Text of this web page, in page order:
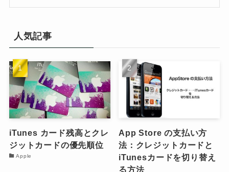
人気記事
iTunes カード残高とクレ
ジットカードの優先順位
Apple
App Store の支払い方
法：クレジットカードと
iTunesカードを切り替え
る方法